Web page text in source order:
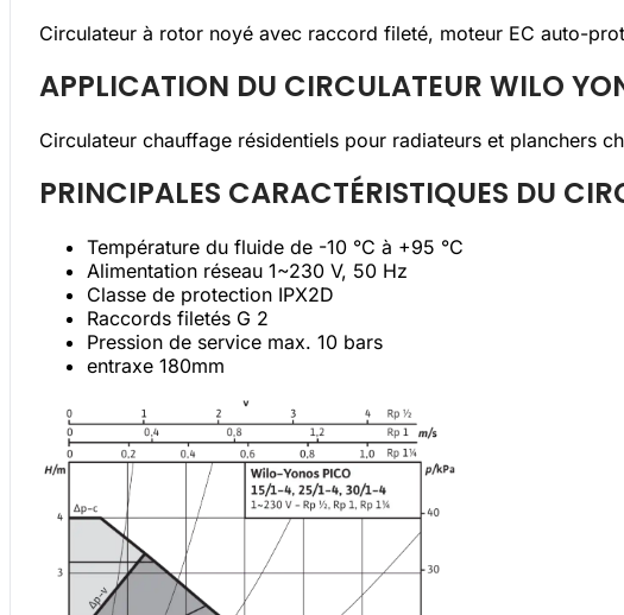
Circulateur à rotor noyé avec raccord fileté, moteur EC auto-
APPLICATION DU CIRCULATEUR WILO
Circulateur chauffage résidentiels pour radiateurs et planchers
PRINCIPALES CARACTÉRISTIQUES DU
Température du fluide de -10 °C à +95 °C
Alimentation réseau 1~230 V, 50 Hz
Classe de protection IPX2D
Raccords filetés G 2
Pression de service max. 10 bars
entraxe 180mm